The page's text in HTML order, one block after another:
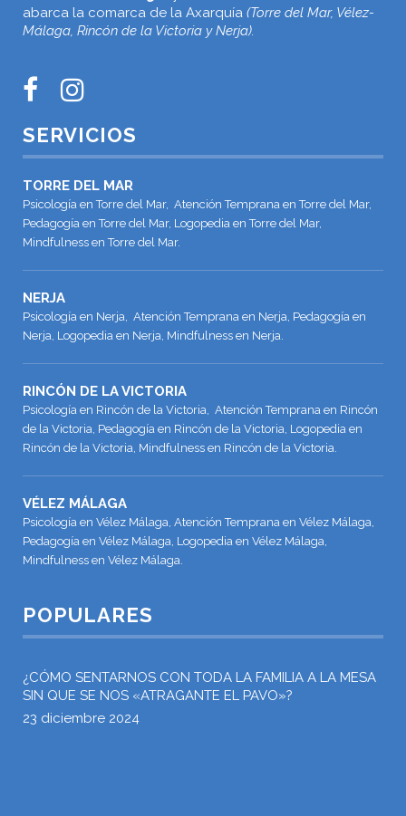
abarca la comarca de la Axarquía (Torre del Mar, Vélez-
Málaga, Rincón de la Victoria y Nerja).
SERVICIOS
TORRE DEL MAR
Psicología en Torre del Mar, Atención Temprana en Torre del Mar,
Pedagogía en Torre del Mar, Logopedia en Torre del Mar,
Mindfulness en Torre del Mar.
NERJA
Psicología en Nerja, Atención Temprana en Nerja, Pedagogía en
Nerja, Logopedia en Nerja, Mindfulness en Nerja.
RINCÓN DE LA VICTORIA
Psicología en Rincón de la Victoria, Atención Temprana en Rincón
de la Victoria, Pedagogía en Rincón de la Victoria, Logopedia en
Rincón de la Victoria, Mindfulness en Rincón de la Victoria.
VÉLEZ MÁLAGA
Psicología en Vélez Málaga, Atención Temprana en Vélez Málaga,
Pedagogía en Vélez Málaga, Logopedia en Vélez Málaga,
Mindfulness en Vélez Málaga.
POPULARES
¿CÓMO SENTARNOS CON TODA LA FAMILIA A LA MESA
SIN QUE SE NOS «ATRAGANTE EL PAVO»?
23 diciembre 2024